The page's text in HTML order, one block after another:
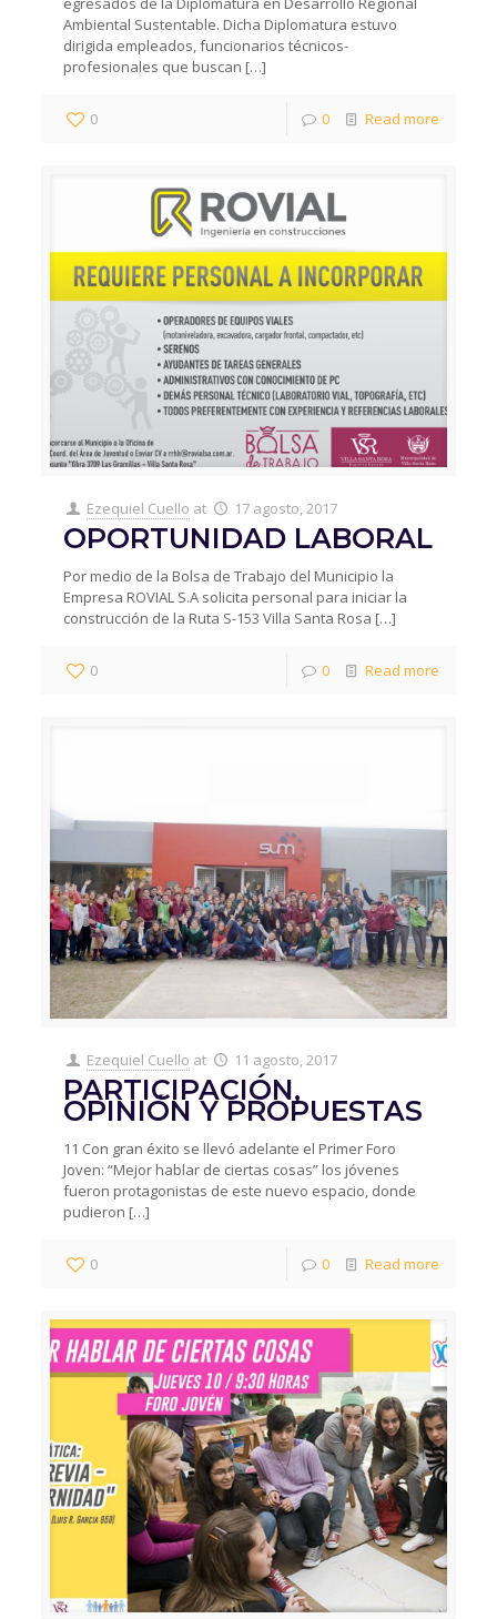
Ambiental Sustentable. Dicha Diplomatura estuvo
dirigida empleados, funcionarios técnicos-
profesionales que buscan […]
0 0 Read more
Ezequiel Cuello at 17 agosto, 2017
OPORTUNIDAD LABORAL
Por medio de la Bolsa de Trabajo del Municipio la
Empresa ROVIAL S.A solicita personal para iniciar la
construcción de la Ruta S-153 Villa Santa Rosa […]
0 0 Read more
Ezequiel Cuello at 11 agosto, 2017
PARTICIPACIÓN,
OPINIÓN Y PROPUESTAS
11 Con gran éxito se llevó adelante el Primer Foro
Joven: “Mejor hablar de ciertas cosas” los jóvenes
fueron protagonistas de este nuevo espacio, donde
pudieron […]
0 0 Read more